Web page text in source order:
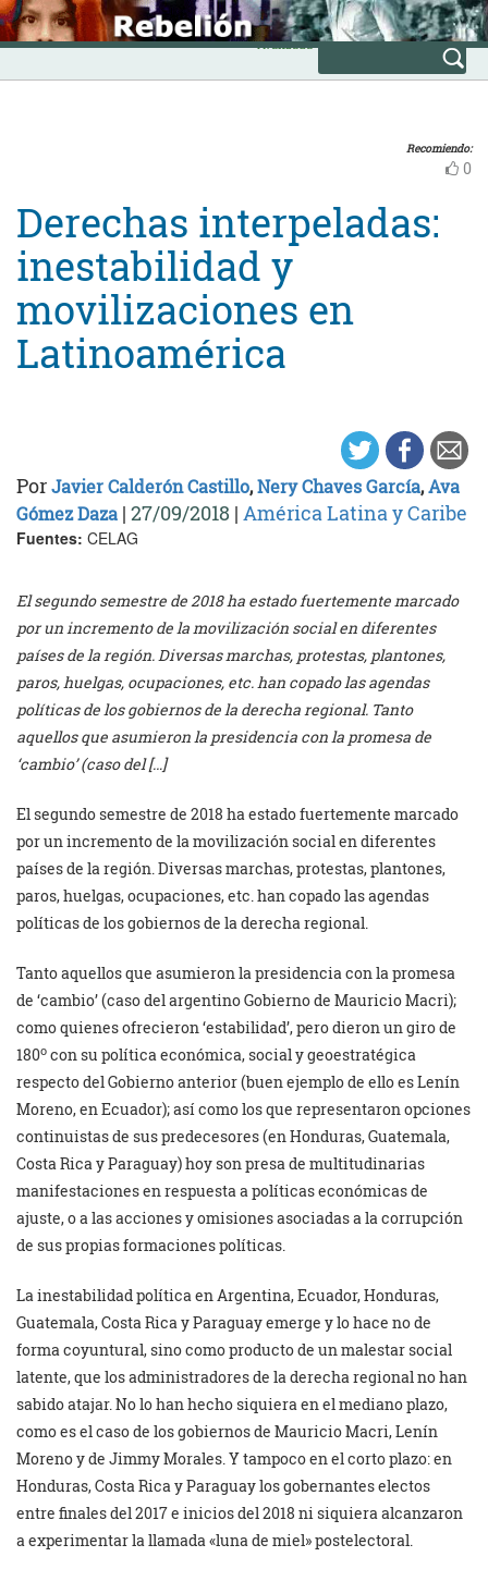
Skip
to
content
INICIO
Avanzada
Recomiendo:
0
Derechas interpeladas:
inestabilidad y
movilizaciones en
Latinoamérica
PorJavier Calderón Castillo,Nery Chaves García,Ava
Gómez Daza | 27/09/2018 | América Latina y Caribe
Fuentes: CELAG
El segundo semestre de 2018 ha estado fuertemente marcado
por un incremento de la movilización social en diferentes
países de la región. Diversas marchas, protestas, plantones,
paros, huelgas, ocupaciones, etc. han copado las agendas
políticas de los gobiernos de la derecha regional. Tanto
aquellos que asumieron la presidencia con la promesa de
‘cambio’ (caso del […]
El segundo semestre de 2018 ha estado fuertemente marcado
por un incremento de la movilización social en diferentes
países de la región. Diversas marchas, protestas, plantones,
paros, huelgas, ocupaciones, etc. han copado las agendas
políticas de los gobiernos de la derecha regional.
Tanto aquellos que asumieron la presidencia con la promesa
de ‘cambio’ (caso del argentino Gobierno de Mauricio Macri);
como quienes ofrecieron ‘estabilidad’, pero dieron un giro de
180o con su política económica, social y geoestratégica
respecto del Gobierno anterior (buen ejemplo de ello es Lenín
Moreno, en Ecuador); así como los que representaron opciones
continuistas de sus predecesores (en Honduras, Guatemala,
Costa Rica y Paraguay) hoy son presa de multitudinarias
manifestaciones en respuesta a políticas económicas de
ajuste, o a las acciones y omisiones asociadas a la corrupción
de sus propias formaciones políticas.
La inestabilidad política en Argentina, Ecuador, Honduras,
Guatemala, Costa Rica y Paraguay emerge y lo hace no de
forma coyuntural, sino como producto de un malestar social
latente, que los administradores de la derecha regional no han
sabido atajar. No lo han hecho siquiera en el mediano plazo,
como es el caso de los gobiernos de Mauricio Macri, Lenín
Moreno y de Jimmy Morales. Y tampoco en el corto plazo: en
Honduras, Costa Rica y Paraguay los gobernantes electos
entre finales del 2017 e inicios del 2018 ni siquiera alcanzaron
a experimentar la llamada «luna de miel» postelectoral.